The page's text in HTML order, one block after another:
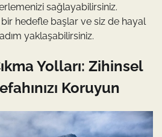
sağlayabilirsiniz.
bir hedefle başlar ve siz de hayal
yaklaşabilirsiniz.
Yolları: Zihinsel
Koruyun